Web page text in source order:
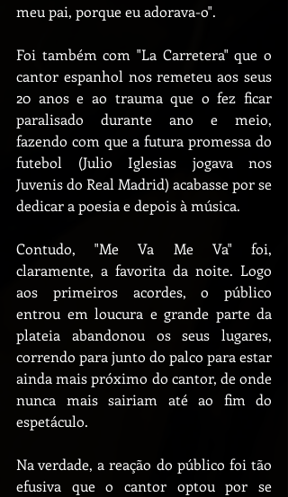
meu pai, porque eu adorava-o".
Foi também com "La Carretera" que o
cantor espanhol nos remeteu aos seus
20 anos e ao trauma que o fez ficar
paralisado durante ano e meio,
fazendo com que a futura promessa do
futebol (Julio Iglesias jogava nos
Juvenis do Real Madrid) acabasse por se
dedicar a poesia e depois à música.
Contudo, "Me Va Me Va" foi,
claramente, a favorita da noite. Logo
aos primeiros acordes, o público
entrou em loucura e grande parte da
plateia abandonou os seus lugares,
correndo para junto do palco para estar
ainda mais próximo do cantor, de onde
nunca mais sairiam até ao fim do
espetáculo.
Na verdade, a reação do público foi tão
efusiva que o cantor optou por se